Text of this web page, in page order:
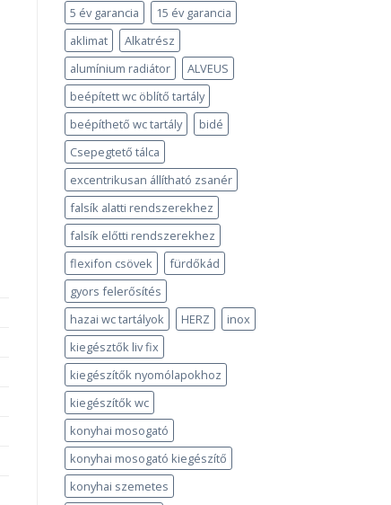
5 év garancia
15 év garancia
aklimat
Alkatrész
alumínium radiátor
ALVEUS
beépített wc öblítő tartály
beépíthető wc tartály
bidé
Csepegtető tálca
excentrikusan állítható zsanér
falsík alatti rendszerekhez
falsík előtti rendszerekhez
flexifon csövek
fürdőkád
gyors felerősítés
hazai wc tartályok
HERZ
inox
kiegésztők liv fix
kiegészítők nyomólapokhoz
kiegészítők wc
konyhai mosogató
konyhai mosogató kiegészítő
konyhai szemetes